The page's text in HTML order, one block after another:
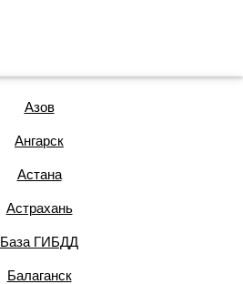
Азов
Ангарск
Астана
Астрахань
База ГИБДД
Балаганск